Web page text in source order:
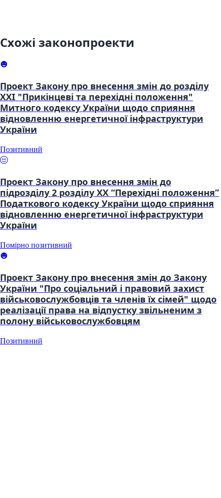
Схожі законопроекти
Проект Закону про внесення змін до розділу
XXI "Прикінцеві та перехідні положення"
Митного кодексу України щодо сприяння
відновленню енергетичної інфраструктури
України
Позитивний
Проект Закону про внесення змін до
підрозділу 2 розділу XX “Перехідні положення”
Податкового кодексу України щодо сприяння
відновленню енергетичної інфраструктури
України
Помірно позитивний
Проект Закону про внесення змін до Закону
України "Про соціальний і правовий захист
військовослужбовців та членів їх сімей" щодо
реалізації права на відпустку звільненим з
полону військовослужбовцям
Позитивний